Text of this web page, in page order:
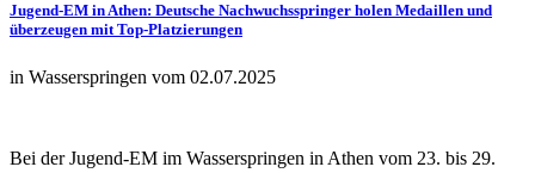
Jugend-EM in Athen: Deutsche Nachwuchsspringer holen Medaillen und
überzeugen mit Top-Platzierungen
in Wasserspringen vom 02.07.2025
Bei der Jugend-EM im Wasserspringen in Athen vom 23. bis 29.